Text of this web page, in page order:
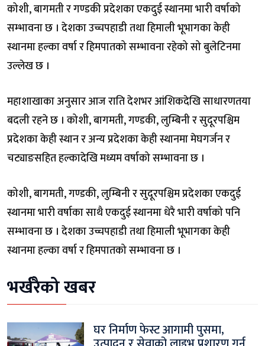
कोशी, बागमती र गण्डकी प्रदेशका एकदुई स्थानमा भारी वर्षाको
सम्भावना छ । देशका उच्चपहाडी तथा हिमाली भूभागका केही
स्थानमा हल्का वर्षा र हिमपातको सम्भावना रहेको सो बुलेटिनमा
उल्लेख छ ।
महाशाखाका अनुसार आज राति देशभर आंशिकदेखि साधारणतया
बदली रहने छ । कोशी, बागमती, गण्डकी, लुम्बिनी र सुदूरपश्चिम
प्रदेशका केही स्थान र अन्य प्रदेशका केही स्थानमा मेघगर्जन र
चट्याङसहित हल्कादेखि मध्यम वर्षाको सम्भावना छ ।
कोशी, बागमती, गण्डकी, लुम्बिनी र सुदूरपश्चिम प्रदेशका एकदुई
स्थानमा भारी वर्षाका साथै एकदुई स्थानमा धेरै भारी वर्षाको पनि
सम्भावना छ । देशका उच्चपहाडी तथा हिमाली भूभागका केही
स्थानमा हल्का वर्षा र हिमपातको सम्भावना छ ।
भर्खरैको खबर
घर निर्माण फेस्ट आगामी पुसमा,